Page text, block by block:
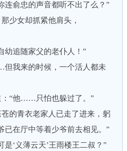
俞忠的声音都听不出了么？”
女却抓紧他肩头，
追随家父的老仆人！”
来的时候，一个活人都未
“他……只怕也躲过了。”
青衣老家人已走了进来，躬
已在厅中等着少爷前去相见。”
‘义薄云天’王雨楼王二叔？”